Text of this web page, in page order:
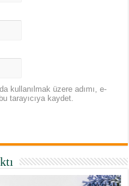
kullanılmak üzere adımı, e-
tarayıcıya kaydet.